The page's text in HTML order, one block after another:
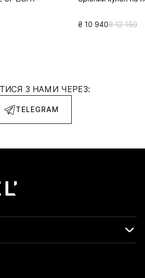
₴ 10 940₴ 12 150
З НАМИ ЧЕРЕЗ:
TELEGRAM